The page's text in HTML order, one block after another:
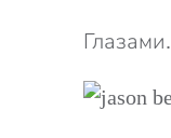
Глазами.